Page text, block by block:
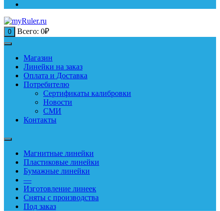
0 Всего: 0₽
Магазин
Линейки на заказ
Оплата и Доставка
Потребителю
Сертификаты калибровки
Новости
СМИ
Контакты
Магнитные линейки
Пластиковые линейки
Бумажные линейки
—
Изготовление линеек
Сняты с производства
Под заказ